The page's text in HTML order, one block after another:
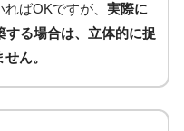
ばOKですが、 実際に
する場合は、立体的に捉
ん。